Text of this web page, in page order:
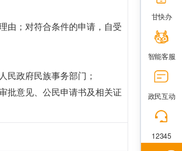
由；对符合条件的申请，自受
政府民族事务部门；
批意见、公民申请书及相关证
甘快办
智能客服
政民互动
12345